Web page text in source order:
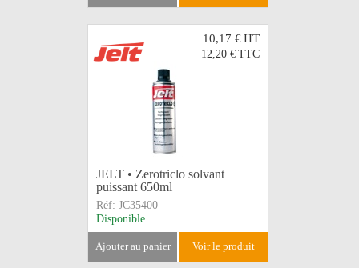
10,17 €HT
12,20 € TTC
JELT • Zerotriclo solvant
puissant 650ml
Réf: JC35400
Disponible
ajouter au panier voir le produit